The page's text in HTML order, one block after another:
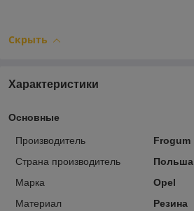
Скрыть
Характеристики
Основные
Производитель
Frogum
Страна производитель
Польша
Марка
Opel
Материал
Резина